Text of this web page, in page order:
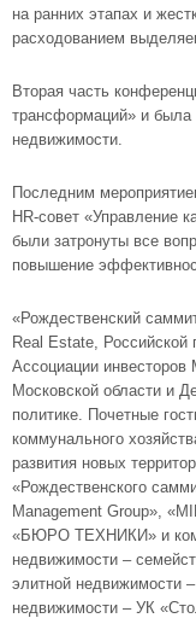
на ранних этапах и
расходованием
Вторая часть
трансформаций» и была
недвижимости.
Последним
HR-совет «Управление
были затронуты все
повышение
«Рождественский
Real Estate,
Ассоциации
Московской области и
политике. Почетные
коммунального
развития новых
«Рождественского
Management Group»,
«БЮРО ТЕХНИКИ» и
недвижимости –
элитной недвижимости
недвижимости – УК